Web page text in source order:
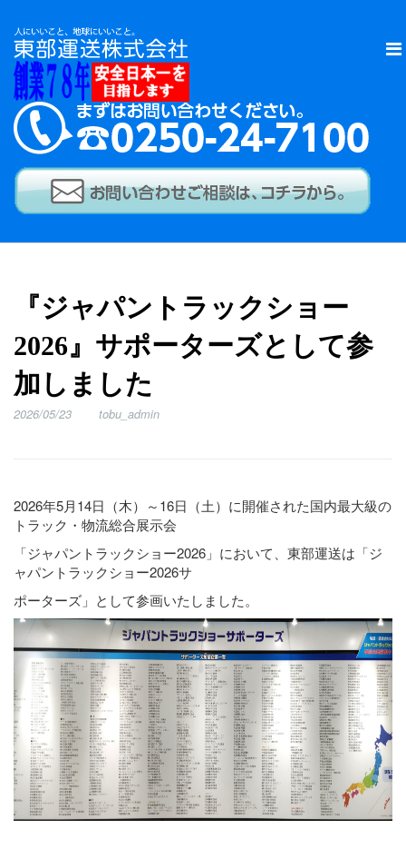
『ジャパントラックショー
2026』サポーターズとして参
加しました
2026/05/23 tobu_admin
2026年5月14日（木）～16日（土）に開催された国内最大級の
トラック・物流総合展示会
「ジャパントラックショー2026」において、東部運送は「ジ
ャパントラックショー2026サ
ポーターズ」として参画いたしました。